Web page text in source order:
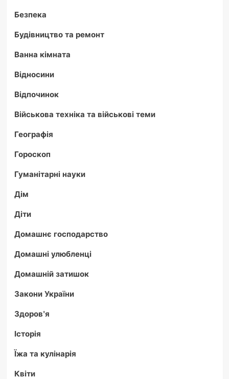
Безпека
Будівництво та ремонт
Ванна кімната
Відносини
Відпочинок
Військова техніка та військові теми
Географія
Гороскоп
Гуманітарні науки
Дім
Діти
Домашнє господарство
Домашні улюбленці
Домашній затишок
Закони України
Здоров'я
Історія
Їжа та кулінарія
Квіти